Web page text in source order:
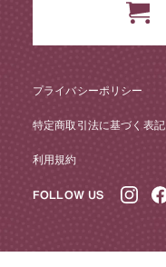
FOLLOW US
プライバシーポリシー
特定商取引法に基づく表記
利用規約